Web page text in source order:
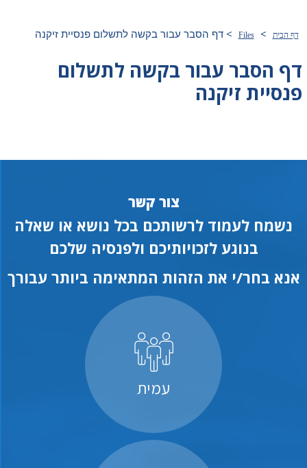
דף הבית >
Files
>דף הסבר עבור בקשה לתשלום פנסיית זיקנה
דף הסבר עבור בקשה לתשלום
פנסיית זיקנה
צור קשר
נשמח לעמוד לרשותכם בכל נושא או שאלה
בנוגע לזכויותיכם ולפנסיה שלכם
אנא בחר/י את הזהות המתאימה ביותר עבורך
עמית